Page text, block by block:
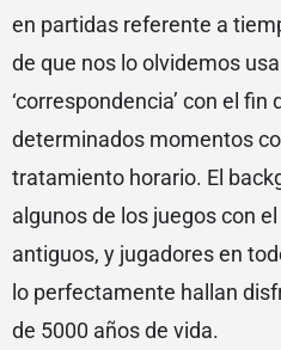
en partidas referente a
de que nos lo olvidemos
‘correspondencia’ con el
determinados momentos
tratamiento horario. El
algunos de los juegos con
antiguos, y jugadores en
lo perfectamente hallan
de 5000 años de vida.